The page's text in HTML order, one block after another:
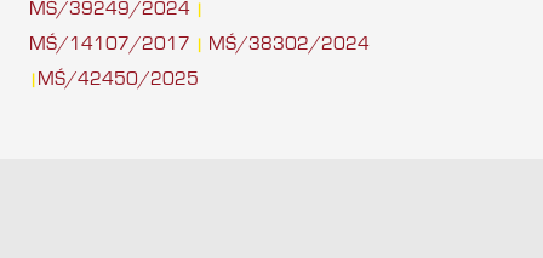
MŚ/39249/2024
MŚ/14107/2017 MŚ/38302/2024
MŚ/42450/2025